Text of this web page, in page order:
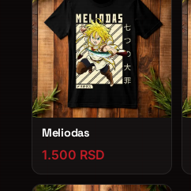
Meliodas
1.500 RSD